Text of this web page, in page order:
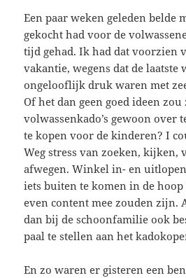
Een paar weken geleden belde
gekocht had voor de
tijd gehad. Ik had dat voorzien
vakantie, wegens dat de laatste
ongelooflijk druk waren met
Of het dan geen goed ideen
volwassenkado’s gewoon over
te kopen voor de kinderen? I
Weg stress van zoeken, kijken,
afwegen. Winkel in- en
iets buiten te komen in de hoop
even content mee zouden zijn.
dan bij de schoonfamilie ook
paal te stellen aan het
En zo waren er gisteren een